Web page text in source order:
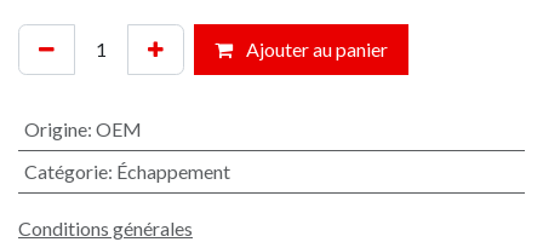
Ajouter au panier
Origine: OEM
Catégorie: Échappement
Conditions générales